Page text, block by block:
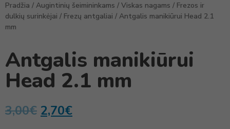
Pradžia / Augintinių šeimininkams / Viskas nagams / Frezos ir
dulkių surinkėjai / Frezų antgaliai / Antgalis manikiūrui Head 2.1
mm
Antgalis manikiūrui
Head 2.1 mm
3,00€ 2,70€